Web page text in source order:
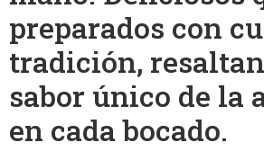
preparados con
tradición,
sabor único de la
en cada bocado.